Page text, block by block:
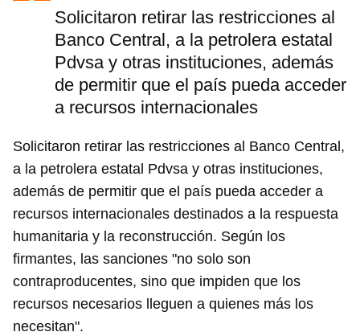
Solicitaron retirar las restricciones al
Banco Central, a la petrolera estatal
Pdvsa y otras instituciones, además
de permitir que el país pueda acceder
a recursos internacionales
Solicitaron retirar las restricciones al Banco Central,
a la petrolera estatal Pdvsa y otras instituciones,
además de permitir que el país pueda acceder a
recursos internacionales destinados a la respuesta
humanitaria y la reconstrucción. Según los
firmantes, las sanciones "no solo son
contraproducentes, sino que impiden que los
recursos necesarios lleguen a quienes más los
necesitan".